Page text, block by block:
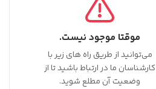
موقتا موجود نیست.
می‌توانید از طریق راه های زیر با
کارشناسان ما در ارتباط باشید تا از
وضعیت آن مطلع شوید.